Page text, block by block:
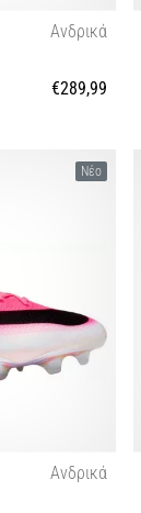
Ανδρικά
€289,99
Νέο
Ανδρικά